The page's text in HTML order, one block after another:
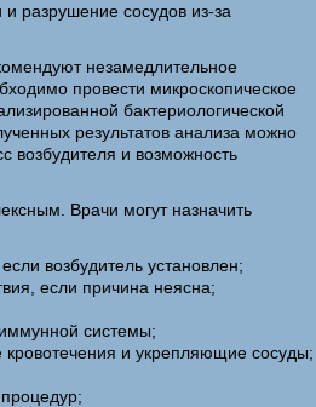
разрушение сосудов из-за
незамедлительное
провести микроскопическое
бактериологической
результатов анализа можно
возбудителя и возможность
Врачи могут назначить
возбудитель установлен;
если причина неясна;
системы;
и укрепляющие сосуды;